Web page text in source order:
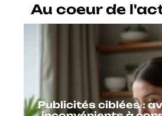
Au coeur de
Publicités ciblées :